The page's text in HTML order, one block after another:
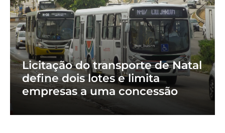
Licitação do transporte de Natal
define dois lotes e limita
empresas a uma concessão